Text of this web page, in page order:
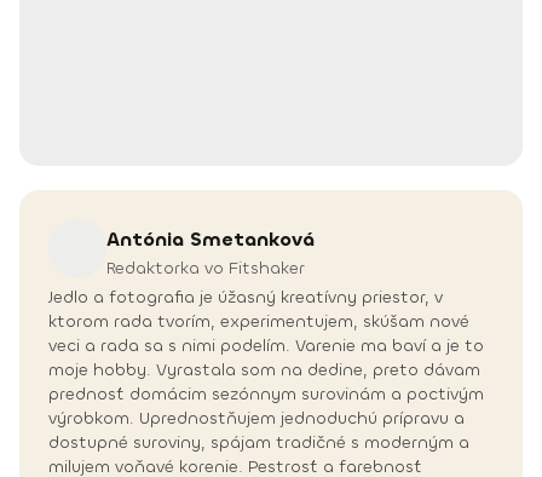
Antónia Smetanková
Redaktorka vo Fitshaker
Jedlo a fotografia je úžasný kreatívny priestor, v
ktorom rada tvorím, experimentujem, skúšam nové
veci a rada sa s nimi podelím. Varenie ma baví a je to
moje hobby. Vyrastala som na dedine, preto dávam
prednosť domácim sezónnym surovinám a poctivým
výrobkom. Uprednostňujem jednoduchú prípravu a
dostupné suroviny, spájam tradičné s moderným a
milujem voňavé korenie. Pestrosť a farebnosť